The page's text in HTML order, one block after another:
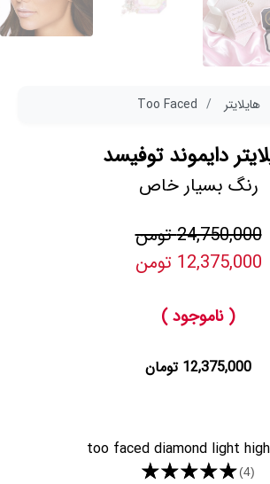
هایلایتر Too Faced
دایموند توفیسد
رنگ بسیار خاص
24,750,000 تومن
12,375,000 تومن
( ناموجود )
12,375,000 تومان
too faced diamond light
★★★★★(4)